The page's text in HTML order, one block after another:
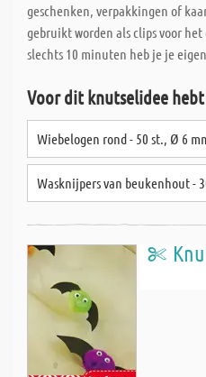
geschenken, verpakkingen of
gebruikt worden als clips voor
slechts 10 minuten heb je je
Voor dit knutselidee
Wiebelogen rond - 50 st., Ø 6
Wasknijpers van beukenhout -